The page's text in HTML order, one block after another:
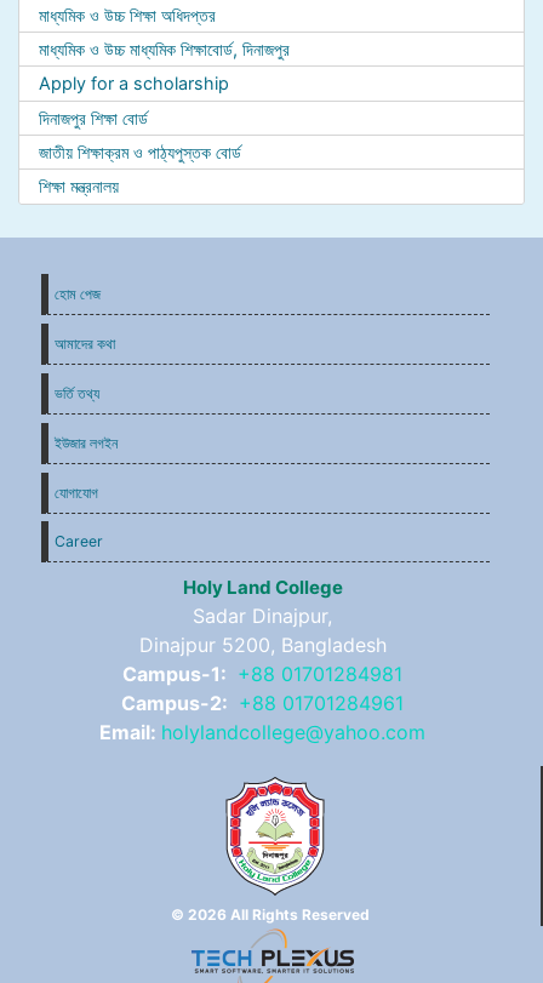
মাধ্যমিক ও উচ্চ শিক্ষা অধিদপ্তর
মাধ্যমিক ও উচ্চ মাধ্যমিক শিক্ষাবোর্ড, দিনাজপুর
Apply for a scholarship
দিনাজপুর শিক্ষা বোর্ড
জাতীয় শিক্ষাক্রম ও পাঠ্যপুস্তক বোর্ড
শিক্ষা মন্ত্রনালয়
© 2026 All Rights Reserved
Holy Land College
Sadar Dinajpur,
Dinajpur 5200, Bangladesh
Campus-1: +88 01701284981
Campus-2: +88 01701284961
Email: holylandcollege@yahoo.com
হোম পেজ
আমাদের কথা
ভর্তি তথ্য
ইউজার লগইন
যোগাযোগ
Career